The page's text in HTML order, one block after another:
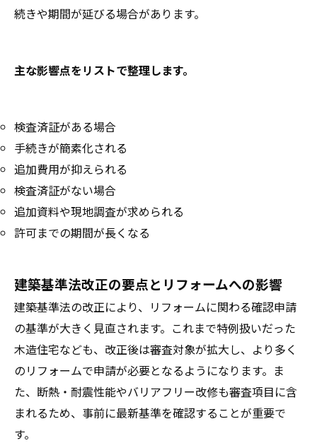
続きや期間が延びる場合があります。
主な影響点をリストで整理します。
検査済証がある場合
手続きが簡素化される
追加費用が抑えられる
検査済証がない場合
追加資料や現地調査が求められる
許可までの期間が長くなる
建築基準法改正の要点とリフォームへの影響
建築基準法の改正により、リフォームに関わる確認申請
の基準が大きく見直されます。これまで特例扱いだった
木造住宅なども、改正後は審査対象が拡大し、より多く
のリフォームで申請が必要となるようになります。ま
た、断熱・耐震性能やバリアフリー改修も審査項目に含
まれるため、事前に最新基準を確認することが重要で
す。